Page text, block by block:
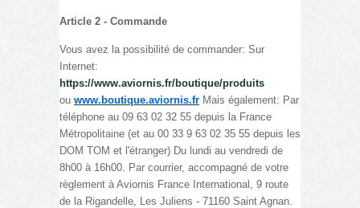
Article 2 - Commande
Vous avez la possibilité de commander: Sur
Internet:
https://www.aviornis.fr/boutique/produits
ou www.boutique.aviornis.fr Mais également: Par
téléphone au 09 63 02 32 55 depuis la France
Métropolitaine (et au 00 33 9 63 02 35 55 depuis les
DOM TOM et l'étranger) Du lundi au vendredi de
8h00 à 16h00. Par courrier, accompagné de votre
règlement à Aviornis France International, 9 route
de la Rigandelle,
Les Juliens - 71160 Saint Agnan.